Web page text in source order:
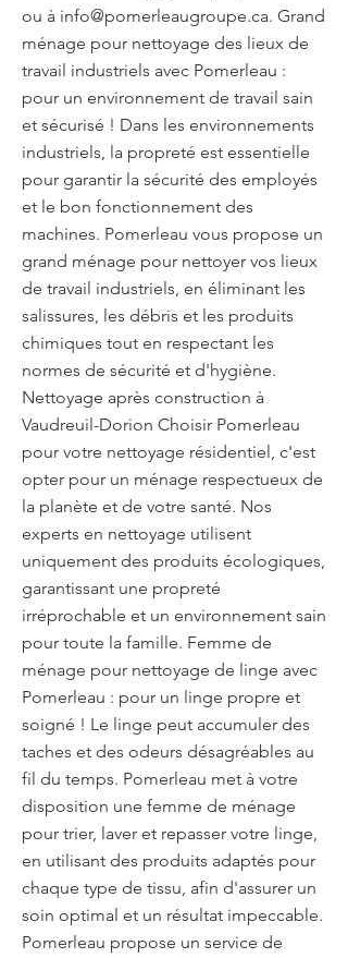
ou à info@pomerleaugroupe.ca. Grand
ménage pour nettoyage des lieux de
travail industriels avec Pomerleau :
pour un environnement de travail sain
et sécurisé ! Dans les environnements
industriels, la propreté est essentielle
pour garantir la sécurité des employés
et le bon fonctionnement des
machines. Pomerleau vous propose un
grand ménage pour nettoyer vos lieux
de travail industriels, en éliminant les
salissures, les débris et les produits
chimiques tout en respectant les
normes de sécurité et d'hygiène.
Nettoyage après construction à
Vaudreuil-Dorion Choisir Pomerleau
pour votre nettoyage résidentiel, c'est
opter pour un ménage respectueux de
la planète et de votre santé. Nos
experts en nettoyage utilisent
uniquement des produits écologiques,
garantissant une propreté
irréprochable et un environnement sain
pour toute la famille. Femme de
ménage pour nettoyage de linge avec
Pomerleau : pour un linge propre et
soigné ! Le linge peut accumuler des
taches et des odeurs désagréables au
fil du temps. Pomerleau met à votre
disposition une femme de ménage
pour trier, laver et repasser votre linge,
en utilisant des produits adaptés pour
chaque type de tissu, afin d'assurer un
soin optimal et un résultat impeccable.
Pomerleau propose un service de